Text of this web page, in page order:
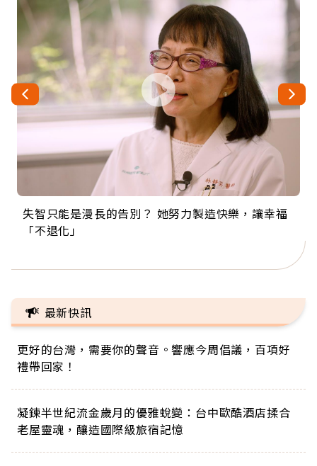
失智只能是漫長的告別？ 她努力製造快樂，讓幸福
「不退化」
來自剛果的巧克力神父 為台灣奉獻36年 「台灣是我
的家，我連作夢都講台語！」
63歲卸矽谷副總、搬回台灣找快樂！「蛋黃哥小
丑」走進安養院，逗樂上萬爺奶：退休後才開始真
104歲打破金氏世界紀錄 成為全球最年長羽球選
手，分享長壽的秘密原來是「這個」
事業巔峰他選擇追夢…黑手阿伯拉小提琴還登上小
巨蛋！連CNN都大讚！
最新快訊
更好的台灣，需要你的聲音。響應今周倡議，百項好
禮帶回家！
凝鍊半世紀流金歲月的優雅蛻變：台中歐酷酒店揉合
老屋靈魂，釀造國際級旅宿記憶